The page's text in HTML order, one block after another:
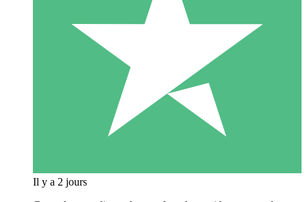
Il y a 2 jours